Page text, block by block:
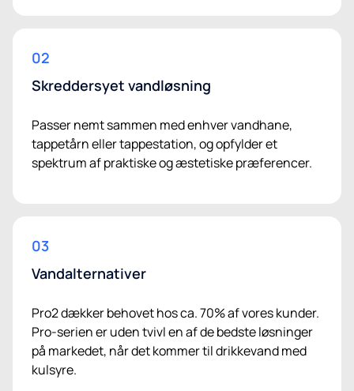
02
Skreddersyet vandløsning
Passer nemt sammen med enhver vandhane,
tappetårn eller tappestation, og opfylder et
spektrum af praktiske og æstetiske præferencer.
03
Vandalternativer
Pro2 dækker behovet hos ca. 70% af vores kunder.
Pro-serien er uden tvivl en af de bedste løsninger
på markedet, når det kommer til drikkevand med
kulsyre.